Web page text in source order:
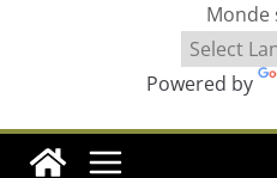
Monde
Powered by